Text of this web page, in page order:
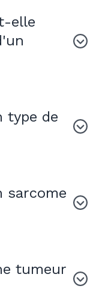
elle
type de
sarcome
tumeur